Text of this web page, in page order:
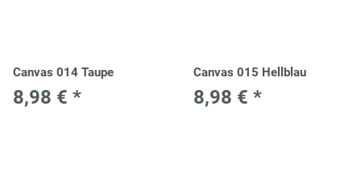
Canvas 014 Taupe
8,98 € *
Canvas 015 Hellblau
8,98 € *